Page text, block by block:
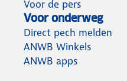
Voor de pers
Voor onderweg
Direct pech melden
ANWB Winkels
ANWB apps